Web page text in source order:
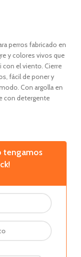
perros fabricado en
y colores vivos que
con el viento. Cierre
fácil de poner y
Con argolla en
con detergente
tengamos